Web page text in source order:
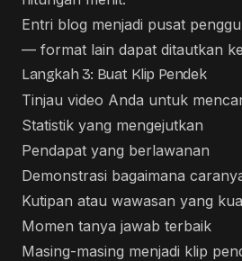
Entri blog menjadi pusat
— format lain dapat ditautkan
Langkah 3: Buat Klip Pendek
Tinjau video Anda untuk
Statistik yang mengejutkan
Pendapat yang berlawanan
Demonstrasi bagaimana
Kutipan atau wawasan yang
Momen tanya jawab terbaik
Masing-masing menjadi klip